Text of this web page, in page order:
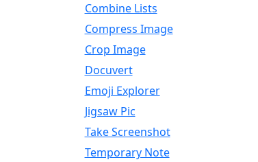
Combine Lists
Compress Image
Crop Image
Docuvert
Emoji Explorer
Jigsaw Pic
Take Screenshot
Temporary Note